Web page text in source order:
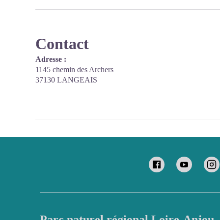
Contact
Adresse :
1145 chemin des Archers
37130 LANGEAIS